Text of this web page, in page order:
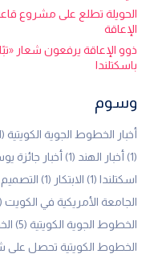
الحويلة تطلع على مشروع
الإعاقة
ذوو الإعاقة يرفعون شعار
باسكتلندا
وسوم
أخبار الخطوط الجوية الكويتية (1)
(1)
أخبار الهند (1) أخبار
اسكتلندا (1) الابتكار (1)
الجامعة الأمريكية في الكويت (1)
الخطوط الجوية الكويتية (5)
الخطوط الكويتية تحصل على